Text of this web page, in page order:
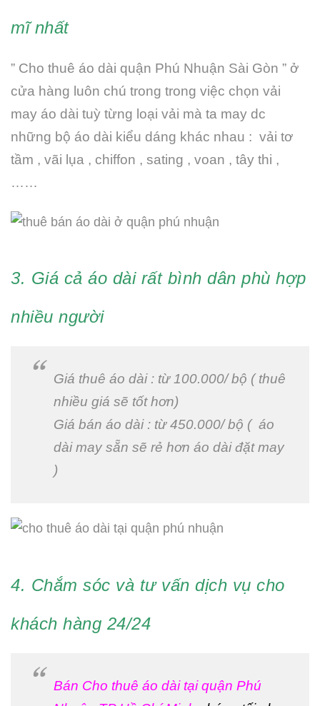
mĩ nhất
” Cho thuê áo dài quận Phú Nhuận Sài Gòn ” ở
cửa hàng luôn chú trong trong việc chọn vải
may áo dài tuỳ từng loại vải mà ta may dc
những bộ áo dài kiểu dáng khác nhau : vải tơ
tầm , vãi lụa , chiffon , sating , voan , tây thi ,
……
3. Giá cả áo dài rất bình dân phù hợp
nhiều người
Giá thuê áo dài : từ 100.000/ bộ ( thuê
nhiều giá sẽ tốt hơn)
Giá bán áo dài : từ 450.000/ bộ ( áo
dài may sẵn sẽ rẻ hơn áo dài đặt may
)
4. Chắm sóc và tư vấn dịch vụ cho
khách hàng 24/24
Bán Cho thuê áo dài tại quận Phú